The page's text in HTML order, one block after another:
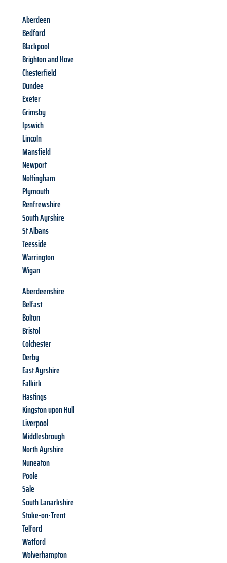
Aberdeen
Bedford
Blackpool
Brighton and Hove
Chesterfield
Dundee
Exeter
Grimsby
Ipswich
Lincoln
Mansfield
Newport
Nottingham
Plymouth
Renfrewshire
South Ayrshire
St Albans
Teesside
Warrington
Wigan
Aberdeenshire
Belfast
Bolton
Bristol
Colchester
Derby
East Ayrshire
Falkirk
Hastings
Kingston upon Hull
Liverpool
Middlesbrough
North Ayrshire
Nuneaton
Poole
Sale
South Lanarkshire
Stoke-on-Trent
Telford
Watford
Wolverhampton